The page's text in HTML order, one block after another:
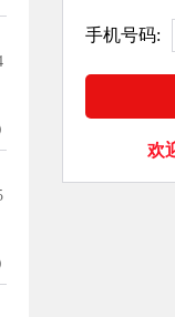
手机号码:
欢